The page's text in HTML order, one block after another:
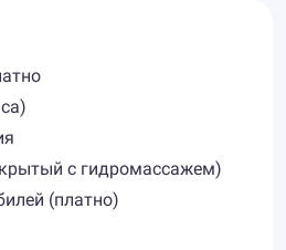
с гидромассажем)
(платно)